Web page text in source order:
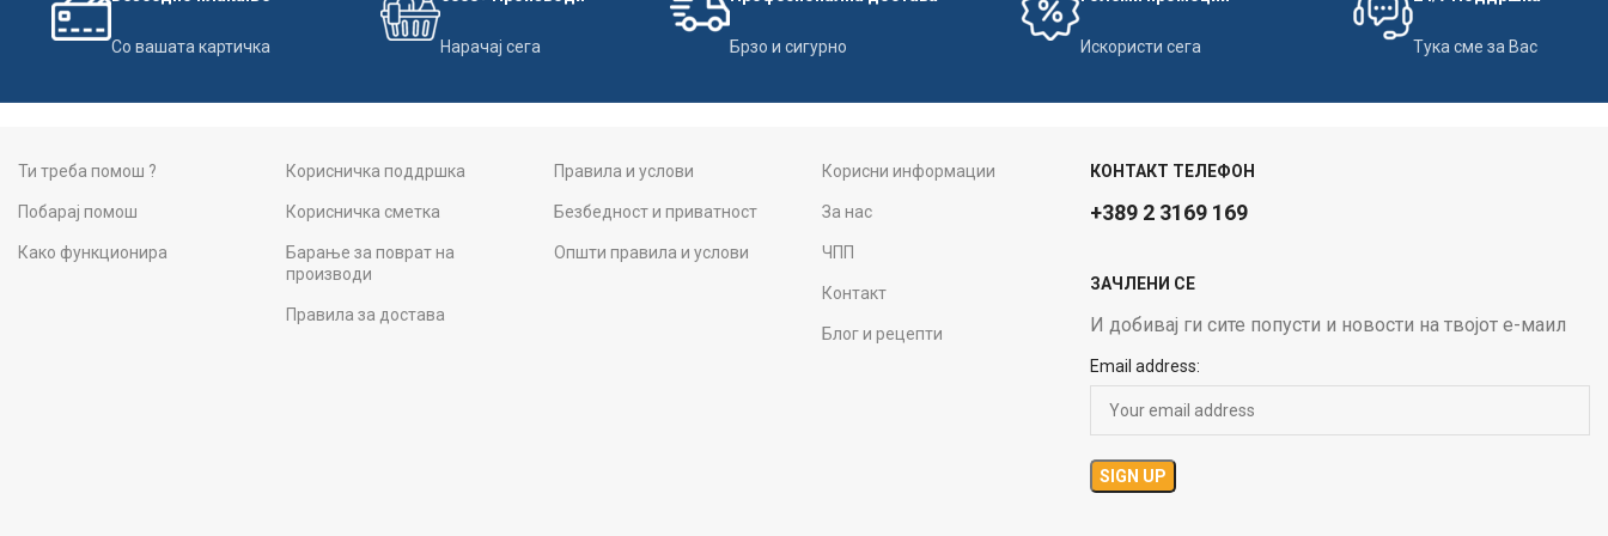
Со вашата картичка Нарачај сега Брзо и сигурно Искористи сега Тука сме за Вас
Ти треба помош ?
Побарај помош
Како функционира
Корисничка поддршка
Корисничка сметка
Барање за поврат на
производи
Правила за достава
Правила и услови
Безбедност и приватност
Општи правила и услови
Корисни информации
За нас
ЧПП
Контакт
Блог и рецепти
КОНТАКТ ТЕЛЕФОН
+389 2 3169 169
ЗАЧЛЕНИ СЕ
И добивај ги сите попусти и новости на твојот е-маил
Email address: